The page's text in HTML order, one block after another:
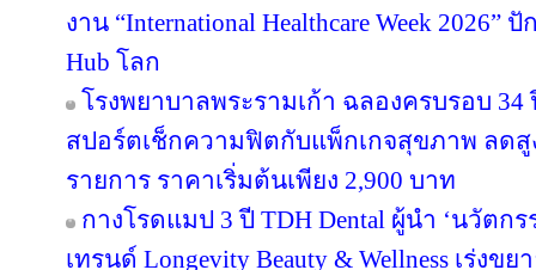
งาน “International Healthcare Week
Hub โลก
โรงพยาบาลพระรามเก้า ฉลองครบรอบ
สปอร์ตเช็กความฟิตกับแพ็กเกจสุขภาพ ลดสู
รายการ ราคาเริ่มต้นเพียง 2,900 บาท
กางโรดแมป 3 ปี TDH Dental ผู้นำ ‘นวัตก
เทรนด์ Longevity Beauty & Wellness เร่ง